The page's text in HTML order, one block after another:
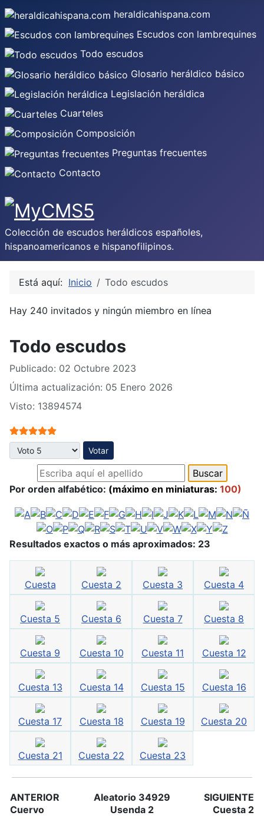
heraldicahispana.com
Escudos con lambrequines
Todo escudos
Glosario heráldico básico
Legislación heráldica
Cuarteles
Composición
Preguntas frecuentes
Contacto
Colección de escudos heráldicos españoles,
hispanoamericanos e hispanofilipinos.
Está aquí: Inicio Todo escudos
Hay 240 invitados y ningún miembro en línea
Todo escudos
Publicado: 02 Octubre 2023
Última actualización: 05 Enero 2026
Visto: 13894574
Ratio:5/5
Por favor, vote
Por orden alfabético: (máximo en miniaturas: 100)
Resultados exactos o más aproximados: 23
Cuesta Cuesta 2 Cuesta 3 Cuesta 4
Cuesta 5 Cuesta 6 Cuesta 7 Cuesta 8
Cuesta 9 Cuesta 10 Cuesta 11 Cuesta 12
Cuesta 13 Cuesta 14 Cuesta 15 Cuesta 16
Cuesta 17 Cuesta 18 Cuesta 19 Cuesta 20
Cuesta 21 Cuesta 22 Cuesta 23
ANTERIOR
Cuervo
Aleatorio 34929
Usenda 2
SIGUIENTE
Cuesta 2